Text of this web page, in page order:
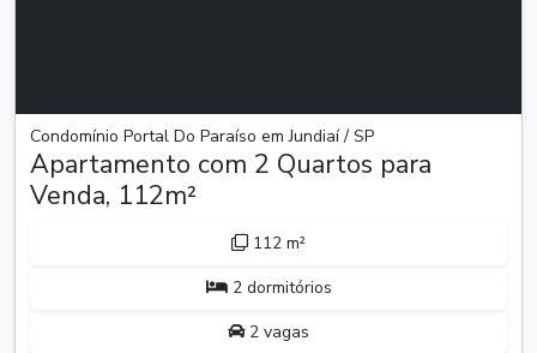
Condomínio Portal Do Paraíso em Jundiaí / SP
Apartamento com 2 Quartos para
Venda, 112m²
112 m²
2 dormitórios
2 vagas